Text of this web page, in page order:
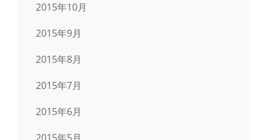
2015年10月
2015年9月
2015年8月
2015年7月
2015年6月